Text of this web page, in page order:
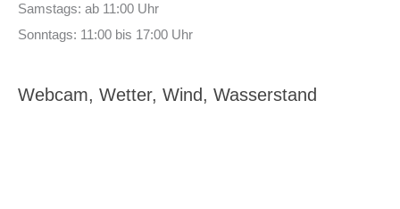
Samstags: ab 11:00 Uhr
Sonntags: 11:00 bis 17:00 Uhr
Webcam, Wetter, Wind, Wasserstand